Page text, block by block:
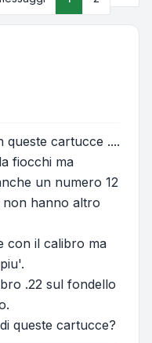
queste cartucce ....
fiocchi ma
un numero 12
non hanno altro
con il calibro ma
.22 sul fondello
queste cartucce?